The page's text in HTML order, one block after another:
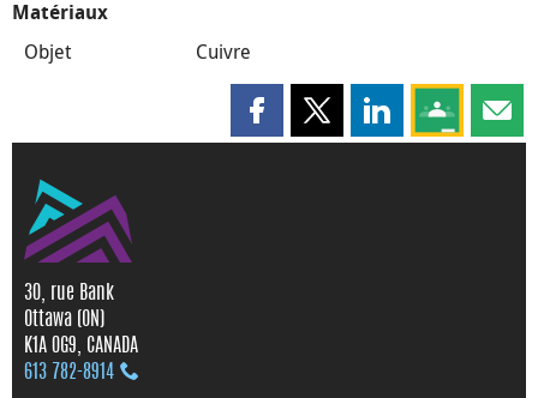
Matériaux
Objet Cuivre
Partager cette page sur
Partager cette page sur X
Partager cette
Partagez
30, rue Bank
Ottawa (ON)
K1A 0G9, CANADA
613 782‑8914